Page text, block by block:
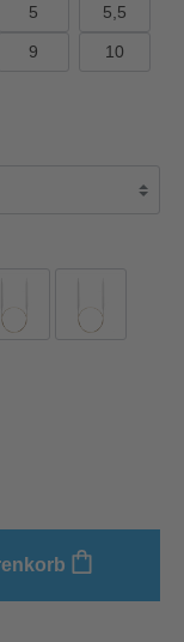
5 5,5
9 10